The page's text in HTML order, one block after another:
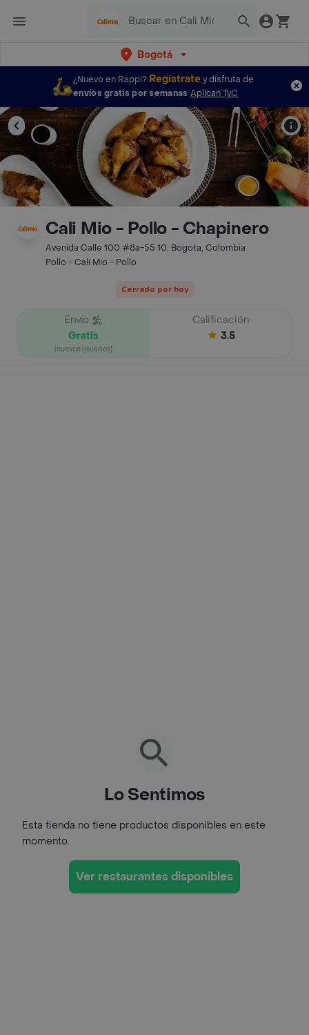
Bogotá
¿Nuevo en Rappi? Regístratey disfruta de
envíos gratis por semanas Aplican TyC
Cali Mio - Pollo - Chapinero
Avenida Calle 100 #8a-55 10, Bogota, Colombia
Pollo - Cali Mio - Pollo
Cerrado por hoy
Envío
Gratis
(nuevos usuarios)
Calificación
3.5
Lo Sentimos
Esta tienda no tiene productos disponibles en este
momento.
Ver restaurantes disponibles